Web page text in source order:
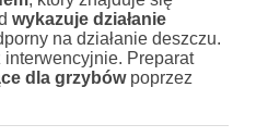
wykazuje działanie
na działanie deszczu.
Preparat
dla grzybówpoprzez